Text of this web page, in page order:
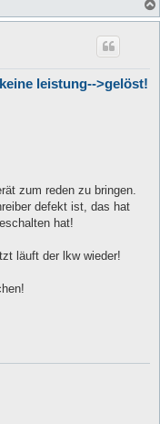
leistung-->gelöst!
zum reden zu bringen.
defekt ist, das hat
hat!
läuft der lkw wieder!